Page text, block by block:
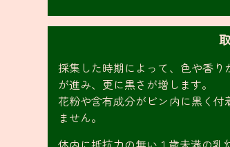
採集した時期によって、色や香
が進み、更に黒さが増します。
花粉や含有成分がビン内に黒く
ません。